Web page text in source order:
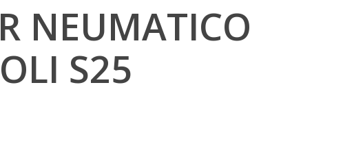
NEUMATICO
S25